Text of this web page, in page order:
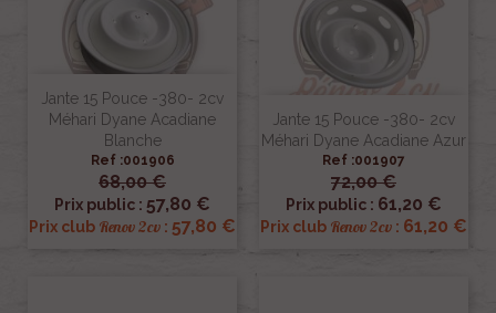
Jante 15 Pouce -380- 2cv
Méhari Dyane Acadiane
Blanche
Ref :001906
68,00 €
Prix public : 57,80 €
Prix club Renov 2cv : 57,80 €
Jante 15 Pouce -380- 2cv
Méhari Dyane Acadiane Azur
Ref :001907
72,00 €
Prix public : 61,20 €
Prix club Renov 2cv : 61,20 €